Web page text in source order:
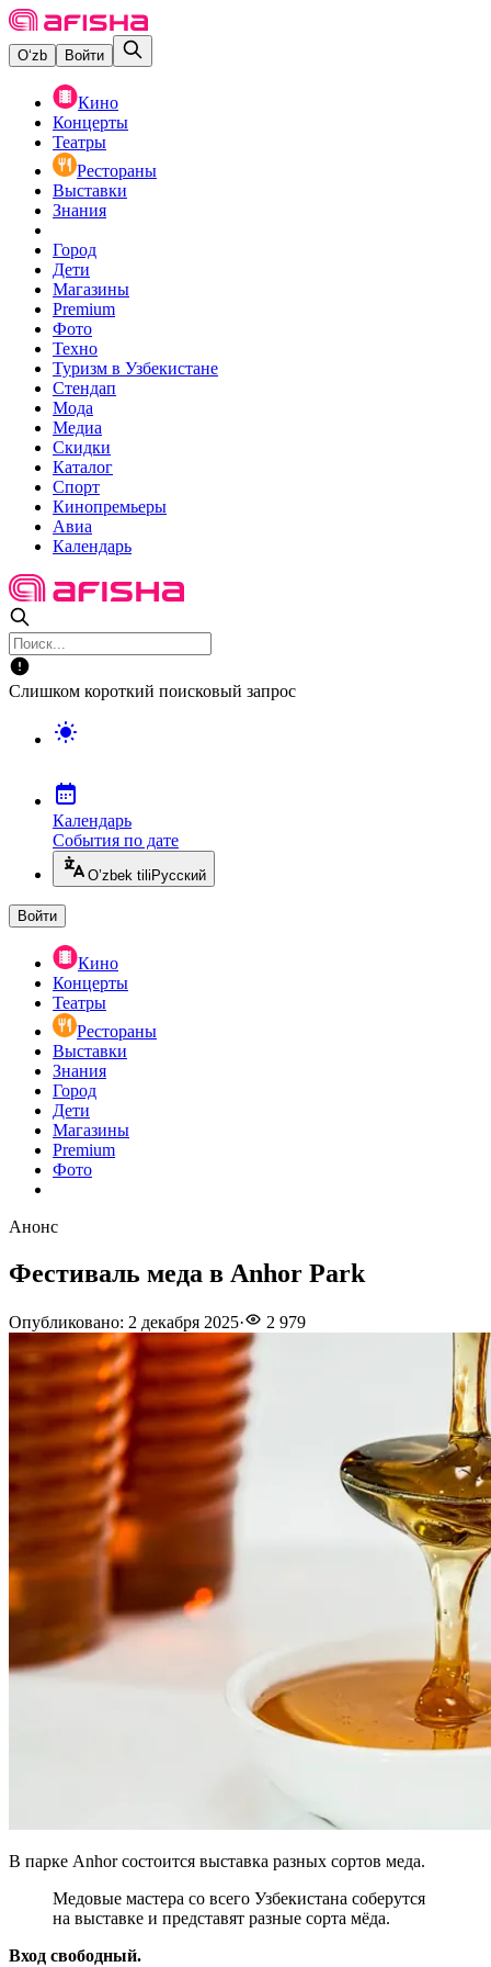
O‘zb Войти
Кино
Концерты
Театры
Рестораны
Выставки
Знания
Город
Дети
Магазины
Premium
Фото
Техно
Туризм в Узбекистане
Стендап
Мода
Медиа
Скидки
Каталог
Спорт
Кинопремьеры
Авиа
Календарь
Слишком короткий поисковый запрос
Календарь
События по дате
O’zbek tili Русский
Войти
Кино
Концерты
Театры
Рестораны
Выставки
Знания
Город
Дети
Магазины
Premium
Фото
Анонс
Фестиваль меда в Anhor Park
Опубликовано: 2 декабря 2025· 2 979
В парке Anhor состоится выставка разных сортов меда.
Медовые мастера со всего Узбекистана соберутся
на выставке и представят разные сорта мёда.
Вход свободный.